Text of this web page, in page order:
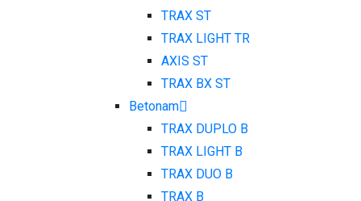
TRAX ST
TRAX LIGHT TR
AXIS ST
TRAX BX ST
Betonam
TRAX DUPLO B
TRAX LIGHT B
TRAX DUO B
TRAX B